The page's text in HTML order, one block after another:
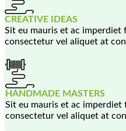
CREATIVE IDEAS
Sit eu mauris et ac
consectetur vel aliquet at
HANDMADE MASTERS
Sit eu mauris et ac
consectetur vel aliquet at